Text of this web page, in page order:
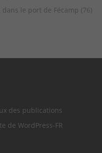
le port de Fécamp (76)
des publications
de WordPress-FR